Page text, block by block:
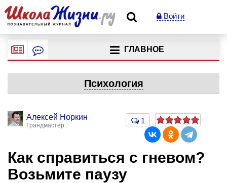
Войти
ГЛАВНОЕ
Психология
Алексей Норкин
Грандмастер
1
Как справиться с гневом?
Возьмите паузу